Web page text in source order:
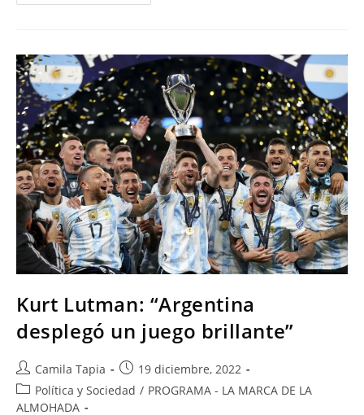
Kurt Lutman: “Argentina
desplegó un juego brillante”
Camila Tapia
19 diciembre, 2022
Política y Sociedad / PROGRAMA - LA MARCA DE LA
ALMOHADA